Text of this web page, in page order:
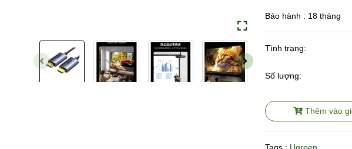
Bảo hành : 18 tháng
Tình trạng:
Số lượng:
Thêm vào